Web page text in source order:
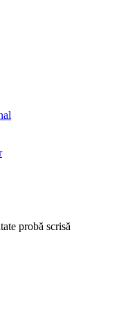
probă scrisă